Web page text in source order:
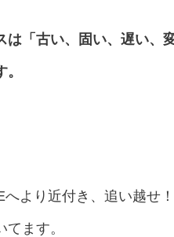
は「古い、固い、遅い
へより近付き、追い越せ
ます。